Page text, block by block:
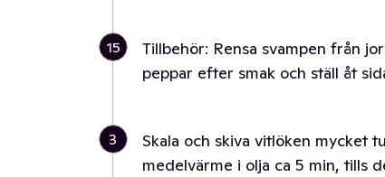
15
Tillbehör: Rensa svampen från
peppar efter smak och ställ åt
3
Skala och skiva vitlöken mycket
medelvärme i olja ca 5 min, tills